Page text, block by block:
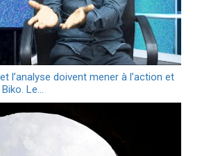
l’analyse doivent mener à l’action et
Le…